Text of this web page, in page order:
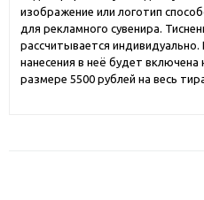
изображение или логотип
для рекламного сувенира.
рассчитывается
нанесения в неё будет
размере 5500 рублей на весь